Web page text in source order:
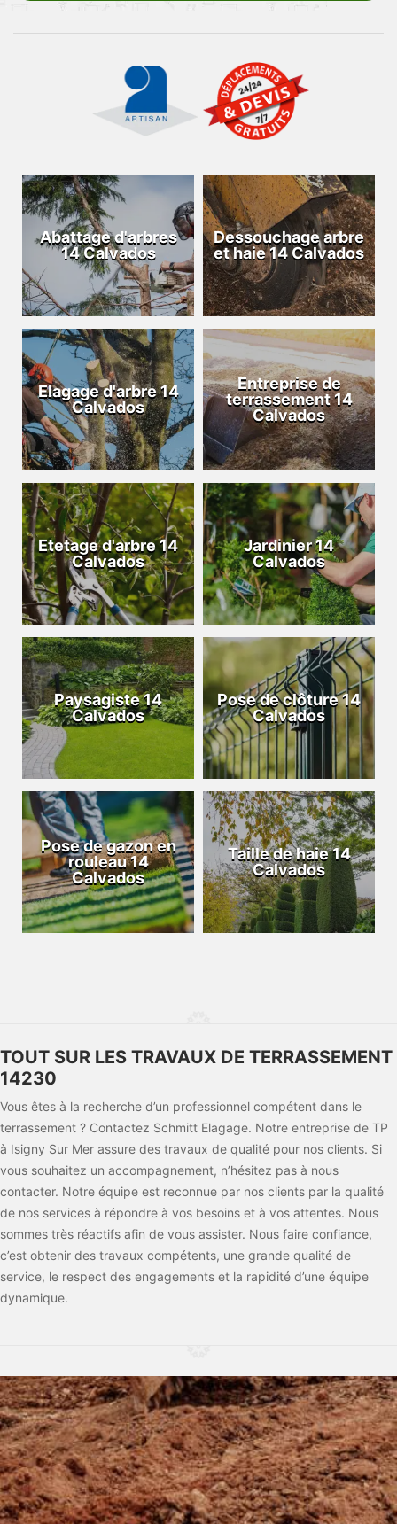
Abattage d'arbres
14 Calvados
Dessouchage arbre
et haie 14 Calvados
Elagage d'arbre 14
Calvados
Entreprise de
terrassement 14
Calvados
Etetage d'arbre 14
Calvados
Jardinier 14
Calvados
Paysagiste 14
Calvados
Pose de clôture 14
Calvados
Pose de gazon en
rouleau 14
Calvados
Taille de haie 14
Calvados
TOUT SUR LES TRAVAUX DE TERRASSEMENT
14230
Vous êtes à la recherche d’un professionnel compétent dans le
terrassement ? Contactez Schmitt Elagage. Notre entreprise de TP
à Isigny Sur Mer assure des travaux de qualité pour nos clients. Si
vous souhaitez un accompagnement, n’hésitez pas à nous
contacter. Notre équipe est reconnue par nos clients par la qualité
de nos services à répondre à vos besoins et à vos attentes. Nous
sommes très réactifs afin de vous assister. Nous faire confiance,
c’est obtenir des travaux compétents, une grande qualité de
service, le respect des engagements et la rapidité d’une équipe
dynamique.